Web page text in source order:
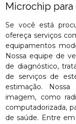
Microchip para
Se você está
ofereça serviços
equipamentos
Nossa equipe de
de diagnóstico,
de serviços de
estimação.
imagem, como
computadorizada,
de saúde. Entre